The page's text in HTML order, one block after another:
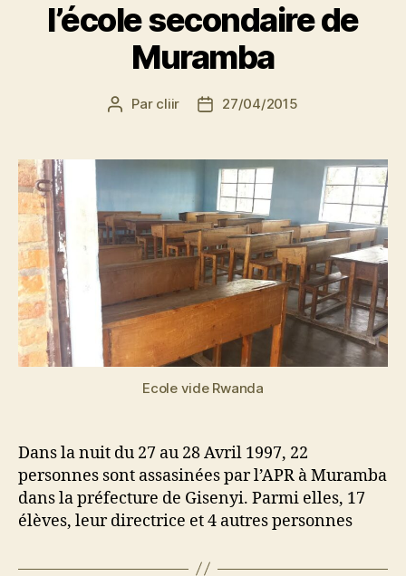
l’école secondaire de
Muramba
Auteur
Par cliir
Date27/04/2015
Ecole vide Rwanda
Dans la nuit du 27 au 28 Avril 1997, 22
personnes sont assasinées par l’APR à Muramba
dans la préfecture de Gisenyi. Parmi elles, 17
élèves, leur directrice et 4 autres personnes